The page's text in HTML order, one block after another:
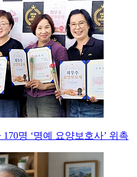
명 ‘명예 요양보호사’ 위촉